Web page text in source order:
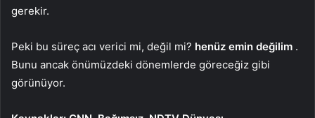
gerekir.
Peki bu süreç acı verici mi, değil mi? henüz emin değilim .
Bunu ancak önümüzdeki dönemlerde göreceğiz gibi
görünüyor.